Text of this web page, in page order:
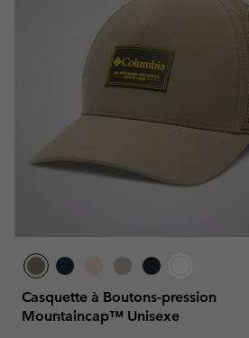
Casquette à Boutons-pression
Mountaincap™ Unisexe